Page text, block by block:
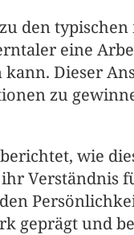
den
eine
Dieser
zu
wie
Verständnis
geprägt und